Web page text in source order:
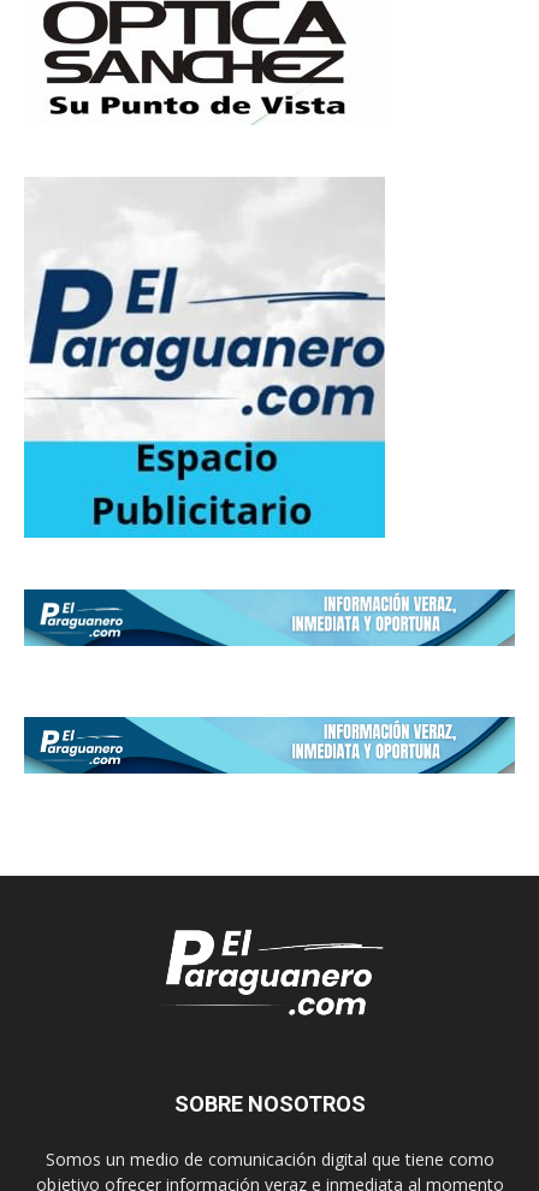
SOBRE NOSOTROS
Somos un medio de comunicación digital que tiene como
objetivo ofrecer información veraz e inmediata al momento